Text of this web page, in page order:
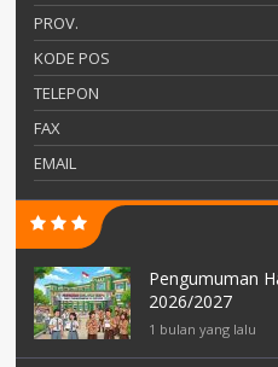
PROV.
KODE POS
TELEPON
FAX
EMAIL
Pengumuman
2026/2027
1 bulan yang lalu